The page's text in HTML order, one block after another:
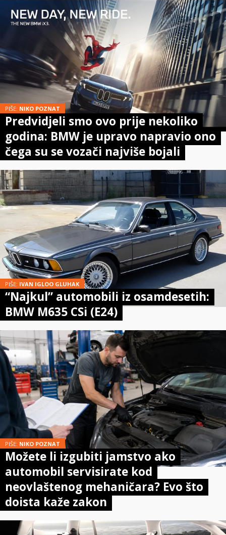
PIŠE: NIKO POZNAT
Predvidjeli smo ovo prije nekoliko
godina: BMW je upravo napravio ono
čega su se vozači najviše bojali
PIŠE: IVAN IGLOO GLUHAK
“Najkul” automobili iz osamdesetih:
BMW M635 CSi (E24)
PIŠE: NIKO POZNAT
Možete li izgubiti jamstvo ako
automobil servisirate kod
neovlaštenog mehaničara? Evo što
doista kaže zakon